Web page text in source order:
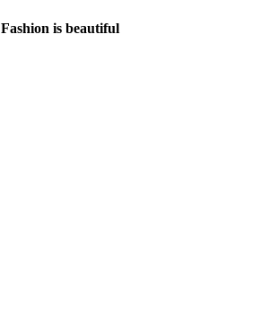
Fashion is beautiful